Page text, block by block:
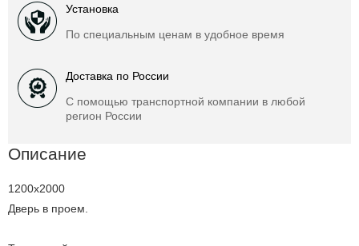
Установка
По специальным ценам в удобное время
Доставка по России
С помощью транспортной компании в любой
регион России
Описание
1200x2000
Дверь в проем.